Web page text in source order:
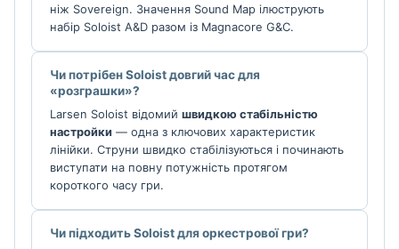
ніж Sovereign. Значення Sound Map ілюструють
набір Soloist A&D разом із Magnacore G&C.
Чи потрібен Soloist довгий час для
«розграшки»?
Larsen Soloist відомий швидкою стабільністю
настройки — одна з ключових характеристик
лінійки. Струни швидко стабілізуються і починають
виступати на повну потужність протягом
короткого часу гри.
Чи підходить Soloist для оркестрової гри?